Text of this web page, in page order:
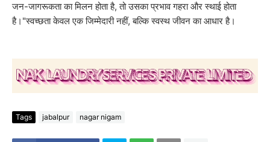
जन-जागरूकता का मिलन होता है, तो उसका प्रभाव गहरा और स्थाई होता
है।"स्वच्छता केवल एक जिम्मेदारी नहीं, बल्कि स्वस्थ जीवन का आधार है।
Tags jabalpur nagar nigam